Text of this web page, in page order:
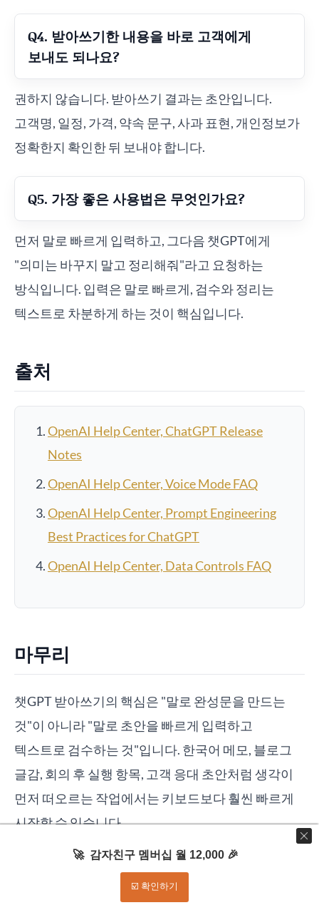
Q4. 받아쓰기한 내용을 바로 고객에게
보내도 되나요?
권하지 않습니다. 받아쓰기 결과는 초안입니다.
고객명, 일정, 가격, 약속 문구, 사과 표현, 개인정보가
정확한지 확인한 뒤 보내야 합니다.
Q5. 가장 좋은 사용법은 무엇인가요?
먼저 말로 빠르게 입력하고, 그다음 챗GPT에게
"의미는 바꾸지 말고 정리해줘"라고 요청하는
방식입니다. 입력은 말로 빠르게, 검수와 정리는
텍스트로 차분하게 하는 것이 핵심입니다.
출처
OpenAI Help Center, ChatGPT Release
Notes
OpenAI Help Center, Voice Mode FAQ
OpenAI Help Center, Prompt Engineering
Best Practices for ChatGPT
OpenAI Help Center, Data Controls FAQ
마무리
챗GPT 받아쓰기의 핵심은 "말로 완성문을 만드는
것"이 아니라 "말로 초안을 빠르게 입력하고
텍스트로 검수하는 것"입니다. 한국어 메모, 블로그
글감, 회의 후 실행 항목, 고객 응대 초안처럼 생각이
먼저 떠오르는 작업에서는 키보드보다 훨씬 빠르게
시작할 수 있습니다.
오늘 바로 써보려면 긴 프롬프트 하나를 손으로 치지
말고 말로 입력해보세요. 다만 마지막 30초는 반드시
🚀 감자친구 멤버십 월 12,000 🎉
☑️ 확인하기